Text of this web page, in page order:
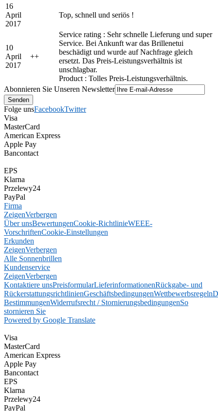
16
April
2017
Top, schnell und seriös !
10
April
2017
++
Service rating : Sehr schnelle Lieferung und super
Service. Bei Ankunft war das Brillenetui
beschädigt und wurde auf Nachfrage gleich
ersetzt. Das Preis-Leistungsverhältnis ist
unschlagbar.
Product : Tolles Preis-Leistungsverhältnis.
Abonnieren Sie Unseren Newsletter
Folge unsFacebookTwitter
Visa
MasterCard
American Express
Apple Pay
Bancontact
EPS
Klarna
Przelewy24
PayPal
Firma
ZeigenVerbergen
Über unsBewertungenCookie-RichtlinieWEEE-
VorschriftenCookie-Einstellungen
Erkunden
ZeigenVerbergen
Alle Sonnenbrillen
Kundenservice
ZeigenVerbergen
Kontaktiere unsPreisformularLieferinformationenRückgabe- und
RückerstattungsrichtlinienGeschäftsbedingungenWettbewerbsregeln
BestimmungenWiderrufsrecht / StornierungsbedingungenSo
stornieren Sie
Powered by Google Translate
Visa
MasterCard
American Express
Apple Pay
Bancontact
EPS
Klarna
Przelewy24
PayPal